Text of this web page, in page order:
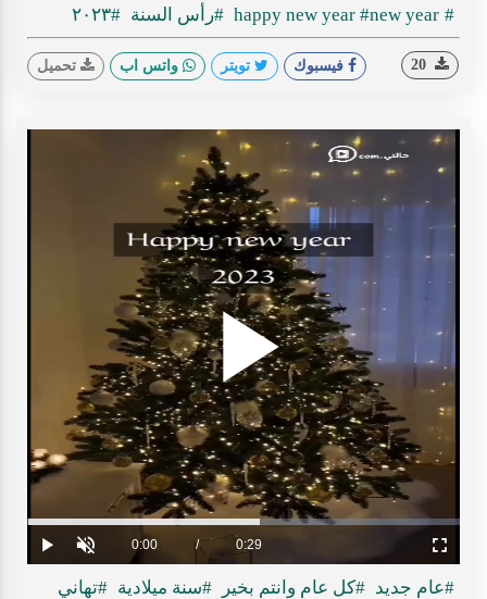
#happy new year
#new year #رأس السنة #٢٠٢٣
فيسبوك تويتر واتس اب تحميل
Play
Play Unmute Current
Time
0:00 / Duration
0:29
Loaded:
0%
Progress:
0%
Fullscreen
#عام جديد #كل عام وانتم بخير #سنة ميلادية #تهاني